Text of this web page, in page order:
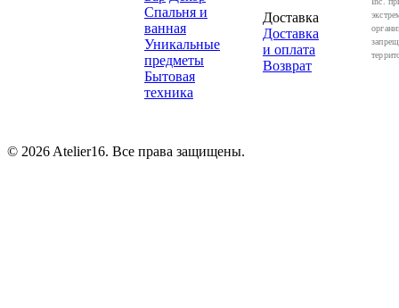
Спальня и
ванная
Уникальные
предметы
Бытовая
техника
Доставка
Доставка
и оплата
Возврат
© 2026 Atelier16. Все права защищены.